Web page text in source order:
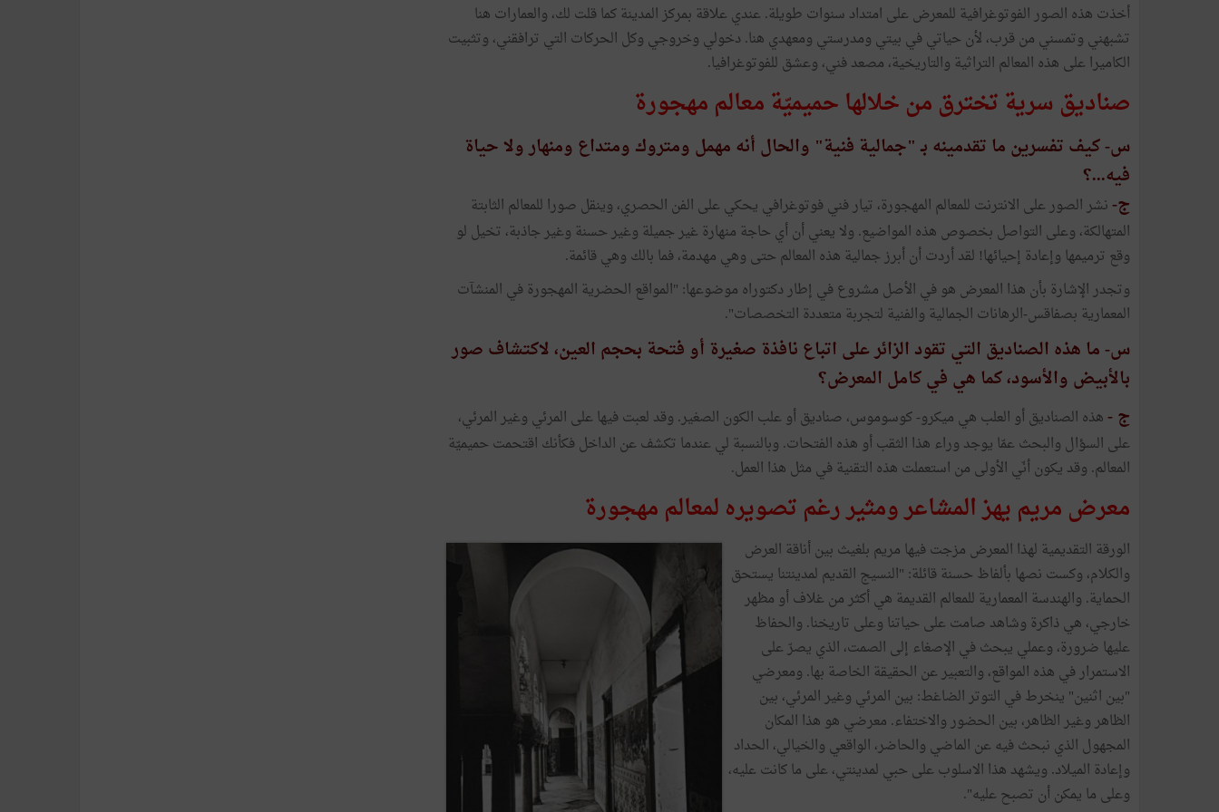
أخذت هذه الصور الفوتوغرافية للمعرض على امتداد سنوات طويلة. عندي علاقة بمركز المدينة كما قلت لك، والعمارات هنا
تشبهني وتمسني من قرب، لأن حياتي في بيتي ومدرستي ومعهدي هنا. دخولي وخروجي وكل الحركات التي ترافقني، وتثبيت
الكاميرا على هذه المعالم التراثية والتاريخية، مصعد فني، وعشق للفوتوغرافيا.
صناديق سرية تخترق من خلالها حميميّة معالم مهجورة
س- كيف تفسرين ما تقدمينه بـ "جمالية فنية" والحال أنه مهمل ومتروك ومتداع ومنهار ولا حياة
فيه...؟
ج-نشر الصور على الانترنت للمعالم المهجورة، تيار فني فوتوغرافي يحكي على الفن الحصري، وينقل صورا للمعالم الثابتة
المتهالكة، وعلى التواصل بخصوص هذه المواضيع. ولا يعني أن أي حاجة منهارة غير جميلة وغير حسنة وغير جاذبة، تخيل لو
وقع ترميمها وإعادة إحيائها! لقد أردت أن أبرز جمالية هذه المعالم حتى وهي مهدمة، فما بالك وهي قائمة.
وتجدر الإشارة بأن هذا المعرض هو في الأصل مشروع في إطار دكتوراه موضوعها: "المواقع الحضرية المهجورة في المنشآت
المعمارية بصفاقس-الرهانات الجمالية والفنية لتجربة متعددة التخصصات".
س- ما هذه الصناديق التي تقود الزائر على اتباع نافذة صغيرة أو فتحة بحجم العين، لاكتشاف صور
بالأبيض والأسود، كما هي في كامل المعرض؟
ج -هذه الصناديق أو العلب هي ميكرو- كوسوموس، صناديق أو علب الكون الصغير. وقد لعبت فيها على المرئي وغير المرئي،
على السؤال والبحث عمّا يوجد وراء هذا الثقب أو هذه الفتحات. وبالنسبة لي عندما تكشف عن الداخل فكأنك اقتحمت حميميّة
المعالم. وقد يكون أنّي الأولى من استعملت هذه التقنية في مثل هذا العمل.
معرض مريم يهز المشاعر ومثير رغم تصويره لمعالم مهجورة
الورقة التقديمية لهذا المعرض مزجت فيها مريم بلغيث بين أناقة العرض
والكلام، وكست نصها بألفاظ حسنة قائلة: "النسيج القديم لمدينتنا يستحق
الحماية. والهندسة المعمارية للمعالم القديمة هي أكثر من غلاف أو مظهر
خارجي، هي ذاكرة وشاهد صامت على حياتنا وعلى تاريخنا. والحفاظ
عليها ضرورة، وعملي يبحث في الإصغاء إلى الصمت، الذي يصرّ على
الاستمرار في هذه المواقع، والتعبير عن الحقيقة الخاصة بها. ومعرضي
"بين اثنين" ينخرط في التوتر الضاغط: بين المرئي وغير المرئي، بين
الظاهر وغير الظاهر، بين الحضور والاختفاء. معرضي هو هذا المكان
المجهول الذي نبحث فيه عن الماضي والحاضر، الواقعي والخيالي، الحداد
وإعادة الميلاد. ويشهد هذا الاسلوب على حبي لمدينتي، على ما كانت عليه،
وعلى ما يمكن أن تصبح عليه".